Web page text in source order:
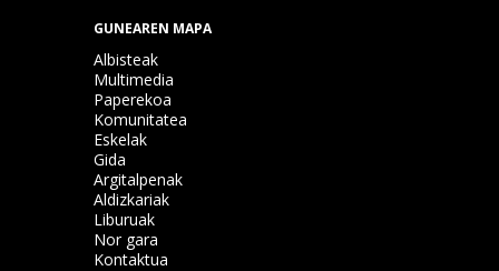
GUNEAREN MAPA
Albisteak
Multimedia
Paperekoa
Komunitatea
Eskelak
Gida
Argitalpenak
Aldizkariak
Liburuak
Nor gara
Kontaktua